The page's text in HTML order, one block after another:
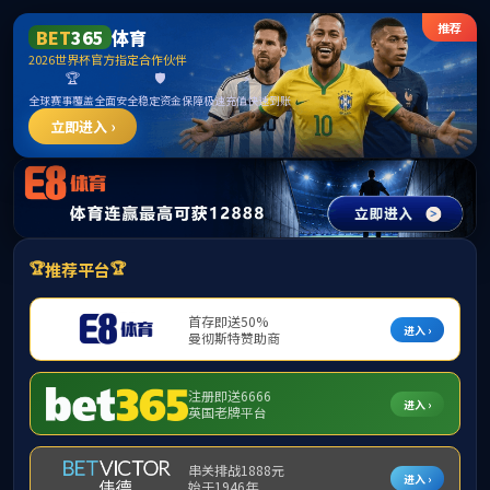
PINNACLE·(china)官网-PINNACLE
导航菜单
首页幻灯